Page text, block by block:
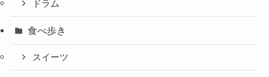
ドラム
食べ歩き
スイーツ